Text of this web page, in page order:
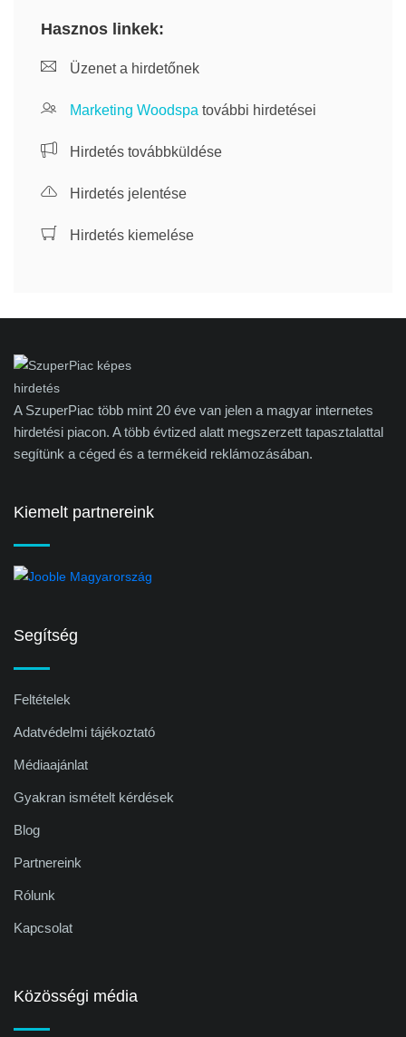
Hasznos linkek:
Üzenet a hirdetőnek
Marketing Woodspa további hirdetései
Hirdetés továbbküldése
Hirdetés jelentése
Hirdetés kiemelése
A SzuperPiac több mint 20 éve van jelen a magyar internetes
hirdetési piacon. A több évtized alatt megszerzett tapasztalattal
segítünk a céged és a termékeid reklámozásában.
Kiemelt partnereink
Segítség
Feltételek
Adatvédelmi tájékoztató
Médiaajánlat
Gyakran ismételt kérdések
Blog
Partnereink
Rólunk
Kapcsolat
Közösségi média